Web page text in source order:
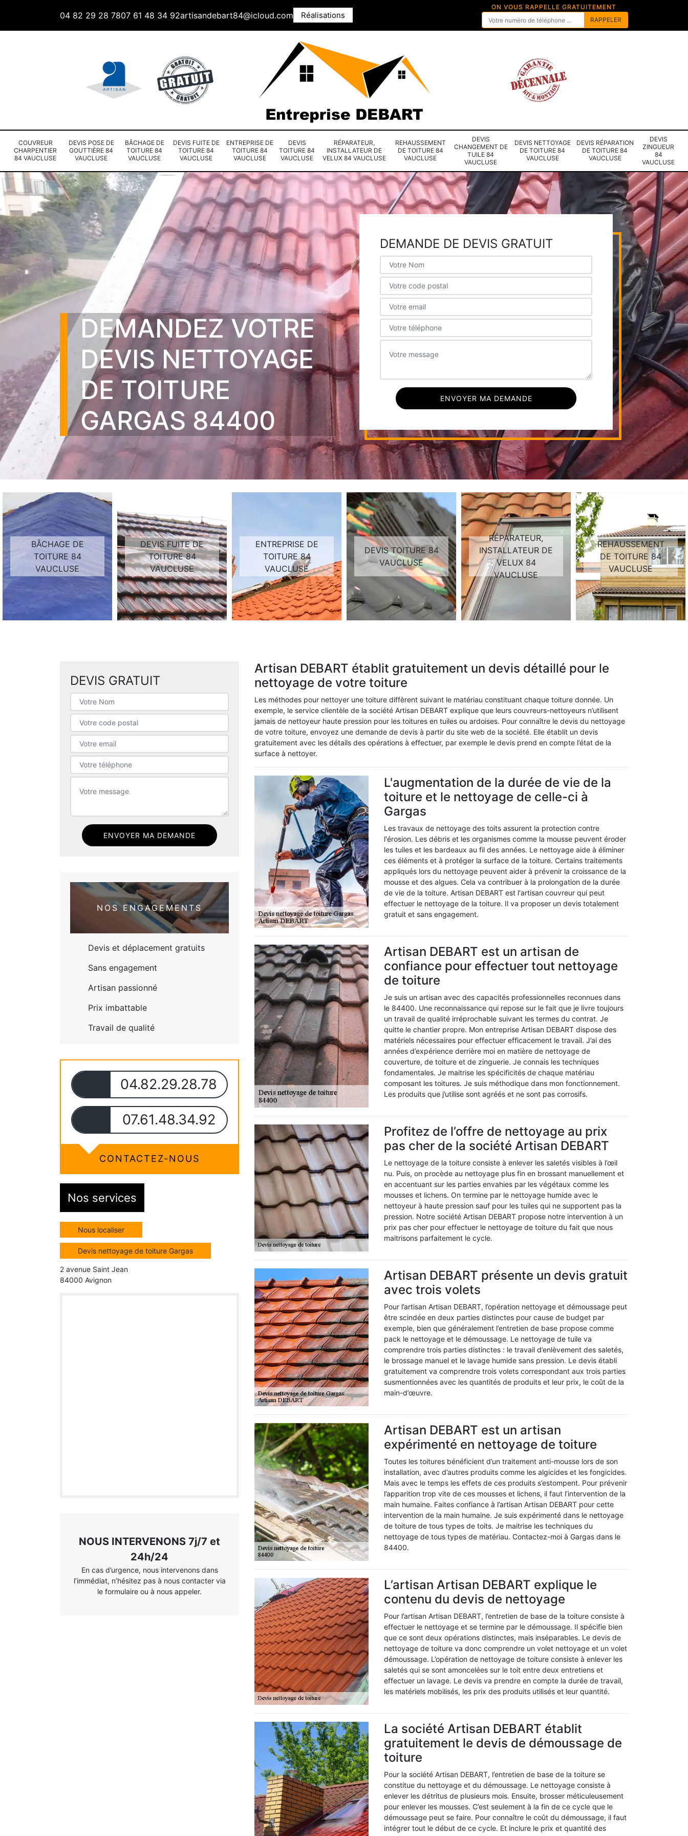
04 82 29 28 7807 61 48 34 92artisandebart84@icloud.com Réalisations
ON VOUS RAPPELLE GRATUITEMENT
COUVREUR
CHARPENTIER
84 VAUCLUSE
DEVIS POSE DE
GOUTTIÈRE 84
VAUCLUSE
BÂCHAGE DE
TOITURE 84
VAUCLUSE
DEVIS FUITE DE
TOITURE 84
VAUCLUSE
ENTREPRISE DE
TOITURE 84
VAUCLUSE
DEVIS
TOITURE 84
VAUCLUSE
RÉPARATEUR,
INSTALLATEUR DE
VELUX 84 VAUCLUSE
REHAUSSEMENT
DE TOITURE 84
VAUCLUSE
DEVIS
CHANGEMENT DE
TUILE 84
VAUCLUSE
DEVIS NETTOYAGE
DE TOITURE 84
VAUCLUSE
DEVIS RÉPARATION
DE TOITURE 84
VAUCLUSE
DEVIS
ZINGUEUR
84
VAUCLUSE
DEMANDEZ VOTRE
DEVIS NETTOYAGE
DE TOITURE
GARGAS 84400
DEMANDE DE DEVIS GRATUIT
BÂCHAGE DE
TOITURE 84
VAUCLUSE
DEVIS FUITE DE
TOITURE 84
VAUCLUSE
ENTREPRISE DE
TOITURE 84
VAUCLUSE
DEVIS TOITURE 84
VAUCLUSE
RÉPARATEUR,
INSTALLATEUR DE
VELUX 84
VAUCLUSE
REHAUSSEMENT
DE TOITURE 84
VAUCLUSE
DEVIS GRATUIT
NOS ENGAGEMENTS
Devis et déplacement gratuits
Sans engagement
Artisan passionné
Prix imbattable
Travail de qualité
04.82.29.28.78
07.61.48.34.92
CONTACTEZ-NOUS
Nos services
Nous localiser
Devis nettoyage de toiture Gargas
2 avenue Saint Jean
84000 Avignon
NOUS INTERVENONS 7j/7 et
24h/24
En cas d’urgence, nous intervenons dans
l’immédiat, n’hésitez pas à nous contacter via
le formulaire ou à nous appeler.
Artisan DEBART établit gratuitement un devis détaillé pour le
nettoyage de votre toiture
Les méthodes pour nettoyer une toiture diffèrent suivant le matériau constituant chaque toiture donnée. Un
exemple, le service clientèle de la société Artisan DEBART explique que leurs couvreurs-nettoyeurs n’utilisent
jamais de nettoyeur haute pression pour les toitures en tuiles ou ardoises. Pour connaître le devis du nettoyage
de votre toiture, envoyez une demande de devis à partir du site web de la société. Elle établit un devis
gratuitement avec les détails des opérations à effectuer, par exemple le devis prend en compte l’état de la
surface à nettoyer.
L'augmentation de la durée de vie de la
toiture et le nettoyage de celle-ci à
Gargas
Les travaux de nettoyage des toits assurent la protection contre
l'érosion. Les débris et les organismes comme la mousse peuvent éroder
les tuiles et les bardeaux au fil des années. Le nettoyage aide à éliminer
ces éléments et à protéger la surface de la toiture. Certains traitements
appliqués lors du nettoyage peuvent aider à prévenir la croissance de la
mousse et des algues. Cela va contribuer à la prolongation de la durée
de vie de la toiture. Artisan DEBART est l'artisan couvreur qui peut
effectuer le nettoyage de la toiture. Il va proposer un devis totalement
gratuit et sans engagement.
Artisan DEBART est un artisan de
confiance pour effectuer tout nettoyage
de toiture
Je suis un artisan avec des capacités professionnelles reconnues dans
le 84400. Une reconnaissance qui repose sur le fait que je livre toujours
un travail de qualité irréprochable suivant les termes du contrat. Je
quitte le chantier propre. Mon entreprise Artisan DEBART dispose des
matériels nécessaires pour effectuer efficacement le travail. J’ai des
années d’expérience derrière moi en matière de nettoyage de
couverture, de toiture et de zinguerie. Je connais les techniques
fondamentales. Je maitrise les spécificités de chaque matériau
composant les toitures. Je suis méthodique dans mon fonctionnement.
Les produits que j’utilise sont agréés et ne sont pas corrosifs.
Profitez de l’offre de nettoyage au prix
pas cher de la société Artisan DEBART
Le nettoyage de la toiture consiste à enlever les saletés visibles à l’œil
nu. Puis, on procède au nettoyage plus fin en brossant manuellement et
en accentuant sur les parties envahies par les végétaux comme les
mousses et lichens. On termine par le nettoyage humide avec le
nettoyeur à haute pression sauf pour les tuiles qui ne supportent pas la
pression. Notre société Artisan DEBART propose notre intervention à un
prix pas cher pour effectuer le nettoyage de toiture du fait que nous
maitrisons parfaitement le cycle.
Artisan DEBART présente un devis gratuit
avec trois volets
Pour l’artisan Artisan DEBART, l’opération nettoyage et démoussage peut
être scindée en deux parties distinctes pour cause de budget par
exemple, bien que généralement l’entretien de base propose comme
pack le nettoyage et le démoussage. Le nettoyage de tuile va
comprendre trois parties distinctes : le travail d’enlèvement des saletés,
le brossage manuel et le lavage humide sans pression. Le devis établi
gratuitement va comprendre trois volets correspondant aux trois parties
susmentionnées avec les quantités de produits et leur prix, le coût de la
main-d’œuvre.
Artisan DEBART est un artisan
expérimenté en nettoyage de toiture
Toutes les toitures bénéficient d’un traitement anti-mousse lors de son
installation, avec d’autres produits comme les algicides et les fongicides.
Mais avec le temps les effets de ces produits s’estompent. Pour prévenir
l’apparition trop vite de ces mousses et lichens, il faut l’intervention de la
main humaine. Faites confiance à l’artisan Artisan DEBART pour cette
intervention de la main humaine. Je suis expérimenté dans le nettoyage
de toiture de tous types de toits. Je maitrise les techniques du
nettoyage de tous types de matériau. Contactez-moi à Gargas dans le
84400.
L’artisan Artisan DEBART explique le
contenu du devis de nettoyage
Pour l’artisan Artisan DEBART, l’entretien de base de la toiture consiste à
effectuer le nettoyage et se termine par le démoussage. Il spécifie bien
que ce sont deux opérations distinctes, mais inséparables. Le devis de
nettoyage de toiture va donc comprendre un volet nettoyage et un volet
démoussage. L’opération de nettoyage de toiture consiste à enlever les
saletés qui se sont amoncelées sur le toit entre deux entretiens et
effectuer un lavage. Le devis va prendre en compte la durée de travail,
les matériels mobilisés, les prix des produits utilisés et leur quantité.
La société Artisan DEBART établit
gratuitement le devis de démoussage de
toiture
Pour la société Artisan DEBART, l’entretien de base de la toiture se
constitue du nettoyage et du démoussage. Le nettoyage consiste à
enlever les détritus de plusieurs mois. Ensuite, brosser méticuleusement
pour enlever les mousses. C’est seulement à la fin de ce cycle que le
démoussage peut se faire. Pour connaître le coût du démoussage, il faut
intégrer tout le début de ce cycle. Et inclure le prix et quantité des